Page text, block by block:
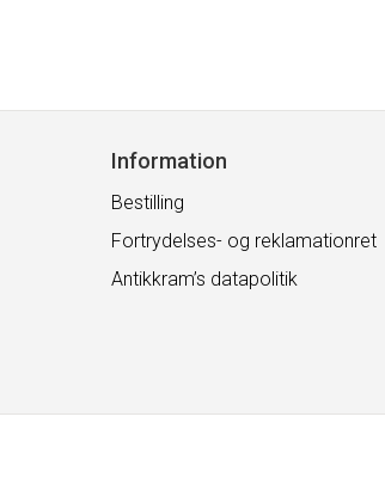
Information
Bestilling
Fortrydelses- og reklamationret
Antikkram’s datapolitik